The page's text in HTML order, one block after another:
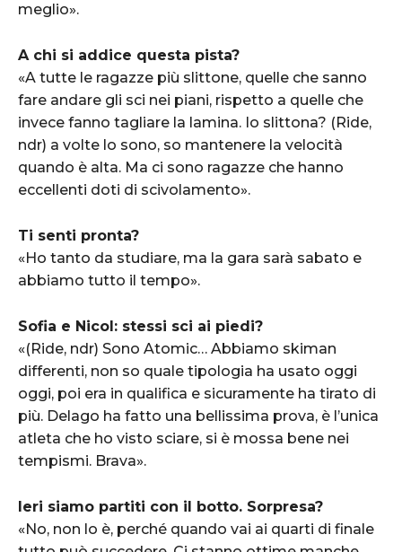
meglio».
A chi si addice questa pista?
«A tutte le ragazze più slittone, quelle che sanno
fare andare gli sci nei piani, rispetto a quelle che
invece fanno tagliare la lamina. Io slittona? (Ride,
ndr) a volte lo sono, so mantenere la velocità
quando è alta. Ma ci sono ragazze che hanno
eccellenti doti di scivolamento».
Ti senti pronta?
«Ho tanto da studiare, ma la gara sarà sabato e
abbiamo tutto il tempo».
Sofia e Nicol: stessi sci ai piedi?
«(Ride, ndr) Sono Atomic… Abbiamo skiman
differenti, non so quale tipologia ha usato oggi
oggi, poi era in qualifica e sicuramente ha tirato di
più. Delago ha fatto una bellissima prova, è l’unica
atleta che ho visto sciare, si è mossa bene nei
tempismi. Brava».
Ieri siamo partiti con il botto. Sorpresa?
«No, non lo è, perché quando vai ai quarti di finale